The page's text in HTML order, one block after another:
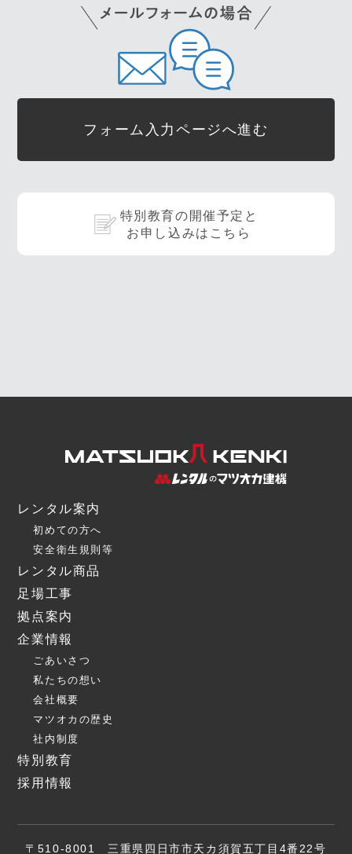
フォーム入力ページへ進む
特別教育の開催予定と
お申し込みはこちら
レンタル案内
初めての方へ
安全衛生規則等
レンタル商品
足場工事
拠点案内
企業情報
ごあいさつ
私たちの想い
会社概要
マツオカの歴史
社内制度
特別教育
採用情報
〒510-8001 三重県四日市市天カ須賀五丁目4番22号